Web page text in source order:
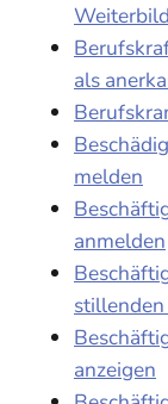
als
melden
anmelden
anzeigen